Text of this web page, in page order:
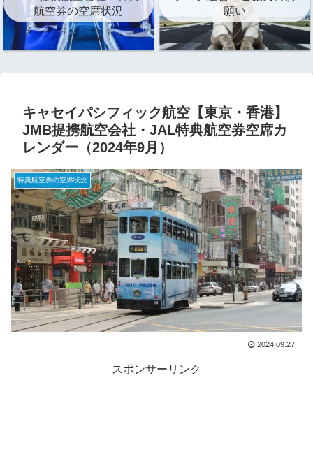
航空券の空席状況
願い
キャセイパシフィック航空【東京・香港】
JMB提携航空会社・JAL特典航空券空席カ
レンダー（2024年9月）
特典航空券の空席状況
2024.09.27
スポンサーリンク